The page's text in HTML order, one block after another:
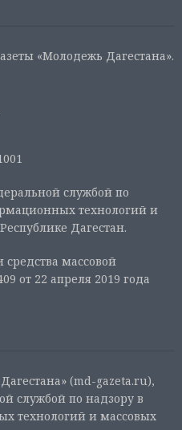
«Молодежь Дагестана».
службой по
технологий и
Дагестан.
средства массовой
от 22 апреля 2019 года
(md-gazeta.ru),
службой по надзору в
технологий и массовых